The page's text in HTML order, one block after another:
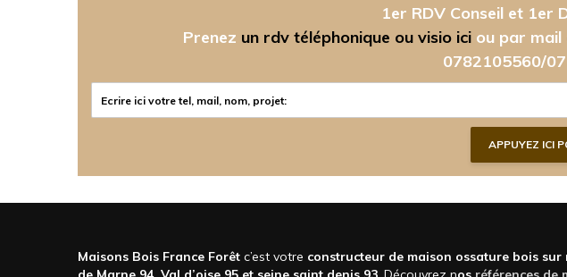
1er RDV Conseil et 1er
Prenez un rdv téléphonique ou visio ici ou par mail
0782105560/
Maisons Bois France Forêt c’est votre constructeur de maison ossature bois sur